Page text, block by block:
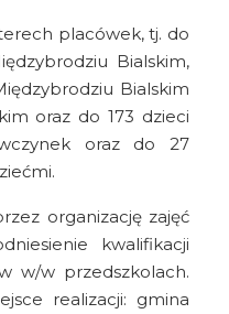
placówek, tj. do
Bialskim,
Bialskim
oraz do 173 dzieci
oraz do 27
organizację zajęć
kwalifikacji
w/w przedszkolach.
realizacji: gmina